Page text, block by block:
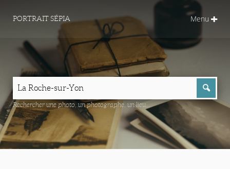
PORTRAIT SÉPIA Menu
Rechercher une photo, un photographe, un lieu...